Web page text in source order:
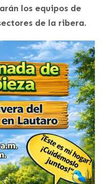
los equipos de
de la ribera.